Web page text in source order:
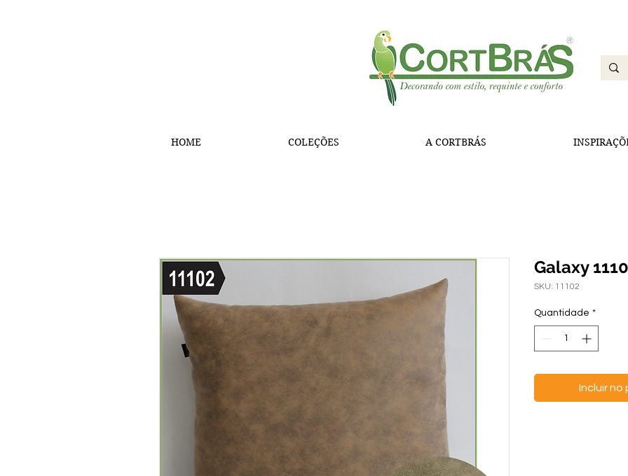
HOME COLEÇÕES A CORTBRÁS
Galaxy
SKU: 11102
Quantidade *
Incluir